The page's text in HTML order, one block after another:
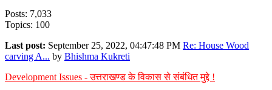
Posts: 7,033
Topics: 100
Last post: September 25, 2022, 04:47:48 PM Re: House Wood
carving A... by Bhishma Kukreti
Development Issues - उत्तराखण्ड के विकास से संबंधित मुद्दे !